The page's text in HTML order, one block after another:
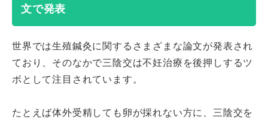
文で発表
世界では生殖鍼灸に関するさまざまな論文が発表され
ており、そのなかで三陰交は不妊治療を後押しするツ
ボとして注目されています。
たとえば体外受精しても卵が採れない方に、三陰交を